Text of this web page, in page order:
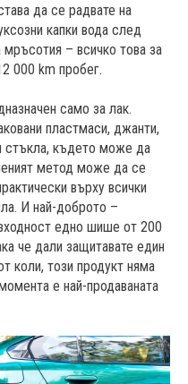
да се радвате на
капки вода след
– всичко това за
000 km пробег.
само за лак.
пластмаси, джанти,
стъкла, където може да
метод може да се
върху всички
И най-доброто –
едно шише от 200
че дали защитавате един
коли, този продукт няма
е най-продаваната